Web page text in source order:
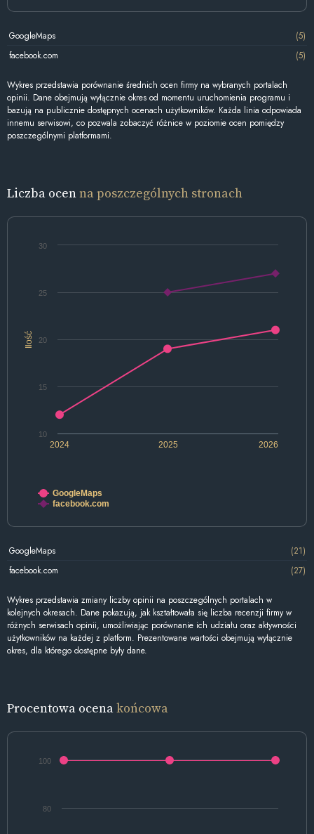
GoogleMaps
(5)
facebook.com
(5)
Wykres przedstawia porównanie średnich ocen firmy na wybranych portalach
opinii. Dane obejmują wyłącznie okres od momentu uruchomienia programu i
bazują na publicznie dostępnych ocenach użytkowników. Każda linia odpowiada
innemu serwisowi, co pozwala zobaczyć różnice w poziomie ocen pomiędzy
poszczególnymi platformami.
Liczba ocenna poszczególnych stronach
Ilość
2024 2025 2026
10
15
20
25
30
GoogleMaps
facebook.com
GoogleMaps
(21)
facebook.com
(27)
Wykres przedstawia zmiany liczby opinii na poszczególnych portalach w
kolejnych okresach. Dane pokazują, jak kształtowała się liczba recenzji firmy w
różnych serwisach opinii, umożliwiając porównanie ich udziału oraz aktywności
użytkowników na każdej z platform. Prezentowane wartości obejmują wyłącznie
okres, dla którego dostępne były dane.
Procentowa ocenakońcowa
80
100